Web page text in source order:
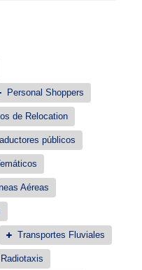
Personal Shoppers
de Relocation
públicos
Aéreas
Transportes Fluviales
Radiotaxis